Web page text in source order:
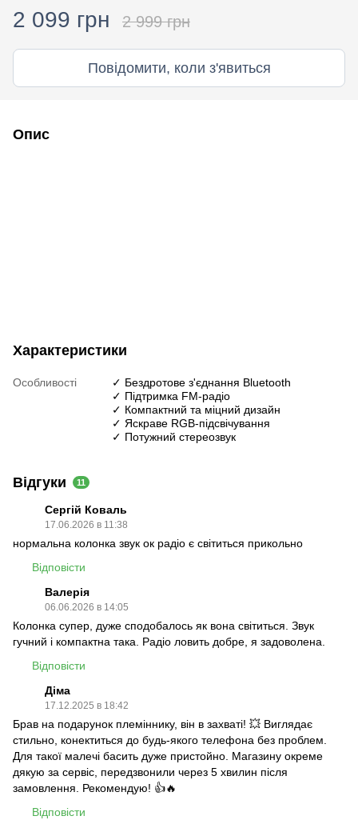
2 099 грн 2 999 грн
Повідомити, коли з'явиться
Опис
Характеристики
Особливості
✓ Бездротове з'єднання Bluetooth
✓ Підтримка FM-радіо
✓ Компактний та міцний дизайн
✓ Яскраве RGB-підсвічування
✓ Потужний стереозвук
Відгуки 11
Сергій Коваль
17.06.2026 в 11:38
нормальна колонка звук ок радіо є світиться прикольно
Відповісти
Валерія
06.06.2026 в 14:05
Колонка супер, дуже сподобалось як вона світиться. Звук
гучний і компактна така. Радіо ловить добре, я задоволена.
Відповісти
Діма
17.12.2025 в 18:42
Брав на подарунок племіннику, він в захваті! 💥 Виглядає
стильно, конектиться до будь-якого телефона без проблем.
Для такої малечі басить дуже пристойно. Магазину окреме
дякую за сервіс, передзвонили через 5 хвилин після
замовлення. Рекомендую! 👍🔥
Відповісти